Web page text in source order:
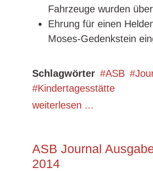
Fahrzeuge wurden
Ehrung für einen
Moses-Gedenkstein
Schlagwörter ASB
Kindertagesstätte
weiterlesen ...
ASB Journal
2014